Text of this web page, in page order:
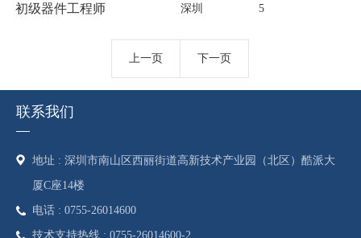
初级器件工程师 深圳 5
上一页 下一页
联系我们
地址 : 深圳市南山区西丽街道高新技术产业园（北区）酷派大
厦C座14楼
电话 : 0755-26014600
技术支持热线 : 0755-26014600-2